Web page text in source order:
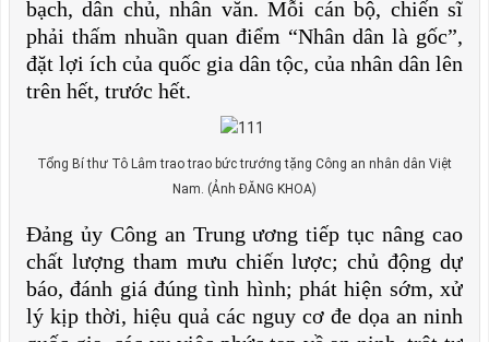
bạch, dân chủ, nhân văn. Mỗi cán bộ, chiến sĩ
phải thấm nhuần quan điểm “Nhân dân là gốc”,
đặt lợi ích của quốc gia dân tộc, của nhân dân lên
trên hết, trước hết.
Tổng Bí thư Tô Lâm trao trao bức trướng tặng Công an nhân dân Việt
Nam. (Ảnh ĐĂNG KHOA)
Đảng ủy Công an Trung ương tiếp tục nâng cao
chất lượng tham mưu chiến lược; chủ động dự
báo, đánh giá đúng tình hình; phát hiện sớm, xử
lý kịp thời, hiệu quả các nguy cơ đe dọa an ninh